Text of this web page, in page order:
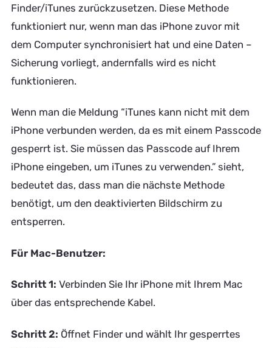
Finder/iTunes zurückzusetzen. Diese Methode
funktioniert nur, wenn man das iPhone zuvor mit
dem Computer synchronisiert hat und eine Daten –
Sicherung vorliegt, andernfalls wird es nicht
funktionieren.
Wenn man die Meldung “iTunes kann nicht mit dem
iPhone verbunden werden, da es mit einem Passcode
gesperrt ist. Sie müssen das Passcode auf Ihrem
iPhone eingeben, um iTunes zu verwenden.” sieht,
bedeutet das, dass man die nächste Methode
benötigt, um den deaktivierten Bildschirm zu
entsperren.
Für Mac-Benutzer:
Schritt 1: Verbinden Sie Ihr iPhone mit Ihrem Mac
über das entsprechende Kabel.
Schritt 2: Öffnet Finder und wählt Ihr gesperrtes